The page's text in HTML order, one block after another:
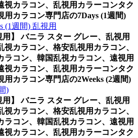
視カラコン、乱視用カラーコンタク
用カラコン専門店の7Days (1週間)
(1週間) 乱視用
用】 バニラ スター グレー、乱視用
視カラコン、格安乱視用カラコン、
ラコン、韓国乱視カラコン、遠視用
視カラコン、乱視用カラーコンタク
用カラコン専門店の2Weeks (2週間)
)
用】 バニラ スター グレー、乱視用
視カラコン、格安乱視用カラコン、
ラコン、韓国乱視カラコン、遠視用
視カラコン、乱視用カラーコンタク